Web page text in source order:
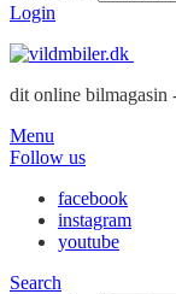
Login
dit online bilmagasin
Menu
Follow us
facebook
instagram
youtube
Search